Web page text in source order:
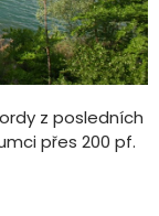
z posledních
přes 200 pf.